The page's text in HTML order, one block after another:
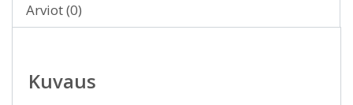
Arviot (0)
Kuvaus